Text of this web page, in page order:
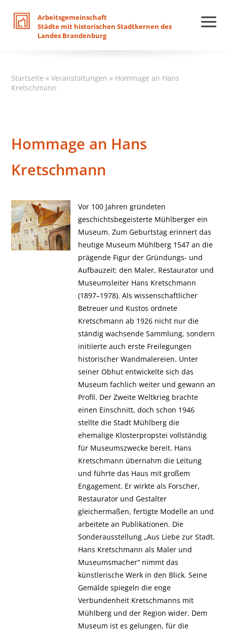
Arbeitsgemeinschaft
Städte mit historischen Stadtkernen des
Landes Brandenburg
Startseite »Veranstaltungen » Hommage an Hans
Kretschmann
Hommage an Hans
Kretschmann
Vor 100 Jahren gründeten
geschichtsbegeisterte Mühlberger ein
Museum. Zum Geburtstag erinnert das
heutige Museum Mühlberg 1547 an die
prägende Figur der Gründungs- und
Aufbauzeit: den Maler, Restaurator und
Museumsleiter Hans Kretschmann
(1897–1978). Als wissenschaftlicher
Betreuer und Kustos ordnete
Kretschmann ab 1926 nicht nur die
ständig wachsende Sammlung, sondern
initiierte auch erste Freilegungen
historischer Wandmalereien. Unter
seiner Obhut entwickelte sich das
Museum fachlich weiter und gewann an
Profil. Der Zweite Weltkrieg brachte
einen Einschnitt, doch schon 1946
stellte die Stadt Mühlberg die
ehemalige Klosterpropstei vollständig
für Museumszwecke bereit. Hans
Kretschmann übernahm die Leitung
und führte das Haus mit großem
Engagement. Er wirkte als Forscher,
Restaurator und Gestalter
gleichermaßen, fertigte Modelle an und
arbeitete an Publikationen. Die
Sonderausstellung „Aus Liebe zur Stadt.
Hans Kretschmann als Maler und
Museumsmacher“ nimmt das
künstlerische Werk in den Blick. Seine
Gemälde spiegeln die enge
Verbundenheit Kretschmanns mit
Mühlberg und der Region wider. Dem
Museum ist es gelungen, für die